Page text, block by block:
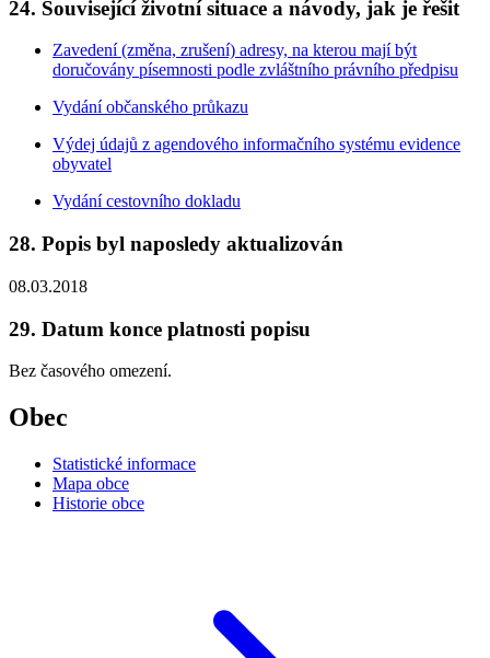
24. Související životní situace a návody, jak je řešit
Zavedení (změna, zrušení) adresy, na kterou mají být
doručovány písemnosti podle zvláštního právního předpisu
Vydání občanského průkazu
Výdej údajů z agendového informačního systému evidence
obyvatel
Vydání cestovního dokladu
28. Popis byl naposledy aktualizován
08.03.2018
29. Datum konce platnosti popisu
Bez časového omezení.
Obec
Statistické informace
Mapa obce
Historie obce